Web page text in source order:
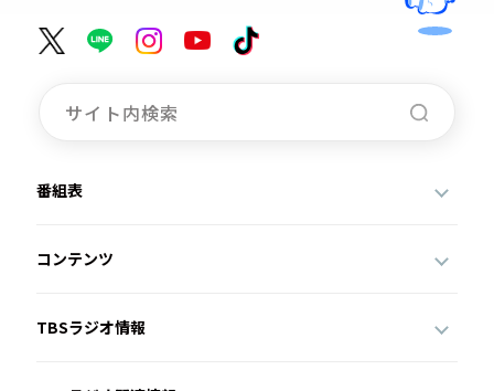
番組表
コンテンツ
TBSラジオ情報